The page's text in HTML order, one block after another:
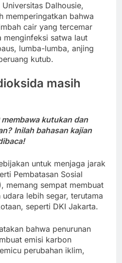
Dalhousie,
memperingatkan bahwa
cair yang tercemar
menginfeksi satwa laut
lumba-lumba, anjing
kutub.
masih
membawa kutukan dan
Inilah bahasan kajian
untuk menjaga jarak
Pembatasan Sosial
memang sempat membuat
lebih segar, terutama
seperti DKI Jakarta.
bahwa penurunan
emisi karbon
perubahan iklim,